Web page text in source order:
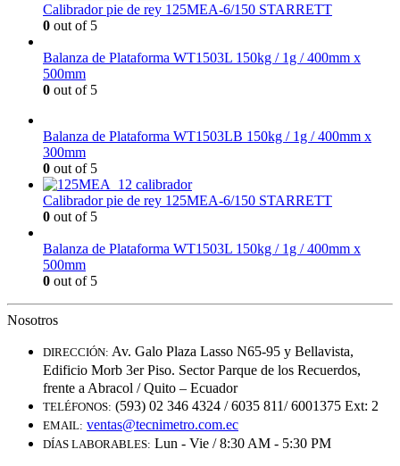
Calibrador pie de rey 125MEA-6/150 STARRETT
0 out of 5
Balanza de Plataforma WT1503L 150kg / 1g / 400mm x
500mm
0 out of 5
Balanza de Plataforma WT1503LB 150kg / 1g / 400mm x
300mm
0 out of 5
Calibrador pie de rey 125MEA-6/150 STARRETT
0 out of 5
Balanza de Plataforma WT1503L 150kg / 1g / 400mm x
500mm
0 out of 5
Nosotros
DIRECCIÓN: Av. Galo Plaza Lasso N65-95 y Bellavista,
Edificio Morb 3er Piso. Sector Parque de los Recuerdos,
frente a Abracol / Quito – Ecuador
TELÉFONOS: (593) 02 346 4324 / 6035 811/ 6001375 Ext: 2
EMAIL: ventas@tecnimetro.com.ec
DÍAS LABORABLES: Lun - Vie / 8:30 AM - 5:30 PM